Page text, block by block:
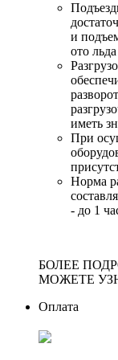
и
ото
иметь
При
Норма
- до 1
БОЛЕЕ
МОЖЕТЕ
Оплата